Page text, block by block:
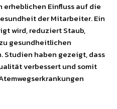
Einfluss auf die
der Mitarbeiter. Ein
wird, reduziert Staub,
gesundheitlichen
Studien haben gezeigt, dass
verbessert und somit